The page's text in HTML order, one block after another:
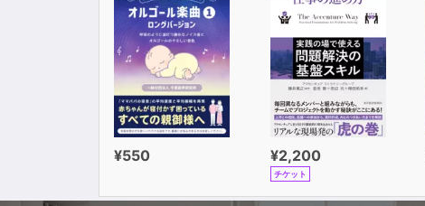
¥550 ¥2,200
チケット